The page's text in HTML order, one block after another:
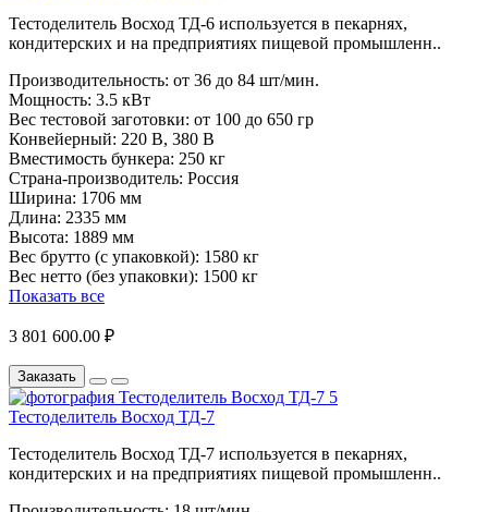
Тестоделитель Восход ТД-6 используется в пекарнях,
кондитерских и на предприятиях пищевой промышленн..
Производительность: от 36 до 84 шт/мин.
Мощность: 3.5 кВт
Вес тестовой заготовки: от 100 до 650 гр
Конвейерный: 220 В, 380 В
Вместимость бункера: 250 кг
Страна-производитель: Россия
Ширина: 1706 мм
Длина: 2335 мм
Высота: 1889 мм
Вес брутто (с упаковкой): 1580 кг
Вес нетто (без упаковки): 1500 кг
Показать все
3 801 600.00 ₽
Заказать
Тестоделитель Восход ТД-7
Тестоделитель Восход ТД-7 используется в пекарнях,
кондитерских и на предприятиях пищевой промышленн..